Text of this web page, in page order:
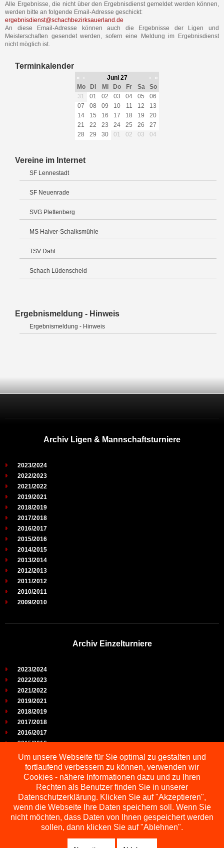
Alle Ergebnisse, die nicht über den Ergebnisdienst gemeldet werden können,
werden bitte an folgende Email-Adresse geschickt:
ergebnisdienst@schachbezirksauerland.de
An diese Email-Adresse können auch die Ergebnisse der Ligen und
Meisterschaften gesendet werden, sofern eine Meldung im Ergebnisdienst
nicht möglich ist.
Terminkalender
« ‹ Juni 27 ›
»
Mo
Di Mi Do Fr Sa
So
31
01 02 03 04 05
06
07
08 09 10 11 12
13
14
15 16 17 18 19
20
21
22 23 24 25 26
27
28
29 30 01 02 03 04
Vereine im Internet
SF Lennestadt
SF Neuenrade
SVG Plettenberg
MS Halver-Schalksmühle
TSV Dahl
Schach Lüdenscheid
Ergebnismeldung - Hinweis
Ergebnismeldung - Hinweis
Archiv Ligen & Mannschaftsturniere
2023/2024
2022/2023
2021/2022
2019/2021
2018/2019
2017/2018
2016/2017
2015/2016
2014/2015
2013/2014
2012/2013
2011/2012
2010/2011
2009/2010
Archiv Einzelturniere
2023/2024
2022/2023
2021/2022
2019/2021
2018/2019
2017/2018
2016/2017
2015/2016
2014/2015
2013/2014
2012/2013
2011/2012
2010/2011
2009/2010
Um unsere Webseite für Sie optimal zu gestalten und
fortlaufend verbessern zu können, verwenden wir
Cookies - nähere Informationen dazu und zu Ihren
Rechten als Benutzer finden Sie in unserer
Datenschutzerklärung. Klicken Sie auf "Akzeptieren",
wenn die Webseite Ihre Daten speichern soll. Wenn Sie
nicht möchten, dass Daten von Ihnen gespeichert werden
sollen, dann klicken Sie auf "Ablehnen".